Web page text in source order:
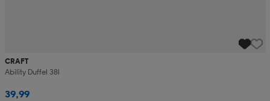
CRAFT
Ability Duffel 38l
39,99